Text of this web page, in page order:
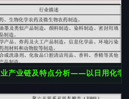
产业链及特点分析——以日用化学